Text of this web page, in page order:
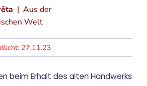
| Aus der
Welt
27.11.23
beim Erhalt des alten Handwerks